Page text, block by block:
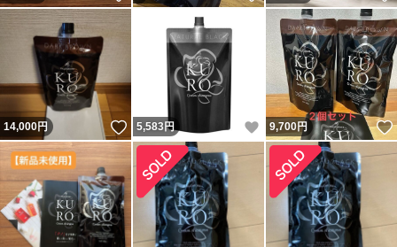
14,000円 いいね！
5,583円 いいね！
9,700円